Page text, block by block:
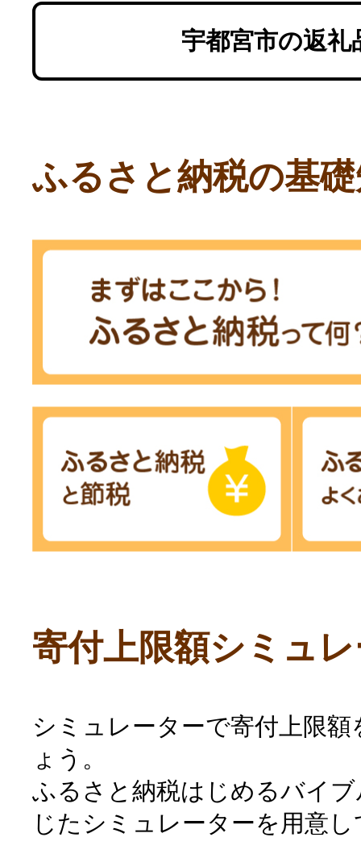
宇都宮市の返礼
ふるさと納税の基
寄付上限額シミュ
シミュレーターで寄付上限
ょう。
ふるさと納税はじめるバイ
じたシミュレーターを用意